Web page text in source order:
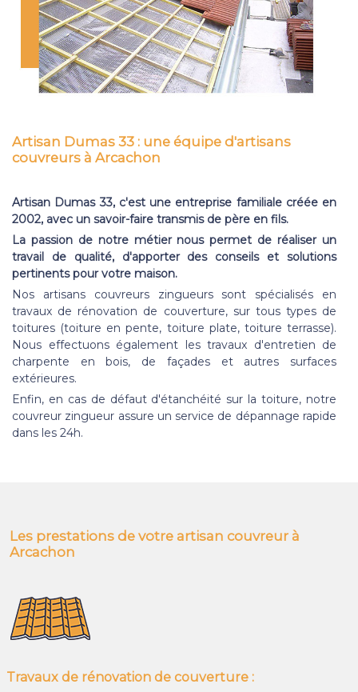
Artisan Dumas 33 : une équipe d'artisans
couvreurs à Arcachon
Artisan Dumas 33, c'est une entreprise familiale créée en
2002, avec un savoir-faire transmis de père en fils.
La passion de notre métier nous permet de réaliser un
travail de qualité, d'apporter des conseils et solutions
pertinents pour votre maison.
Nos artisans couvreurs zingueurs sont spécialisés en
travaux de rénovation de couverture, sur tous types de
toitures (toiture en pente, toiture plate, toiture terrasse).
Nous effectuons également les travaux d'entretien de
charpente en bois, de façades et autres surfaces
extérieures.
Enfin, en cas de défaut d'étanchéité sur la toiture, notre
couvreur zingueur assure un service de dépannage rapide
dans les 24h.
Les prestations de votre artisan couvreur à
Arcachon
Travaux de rénovation de couverture :